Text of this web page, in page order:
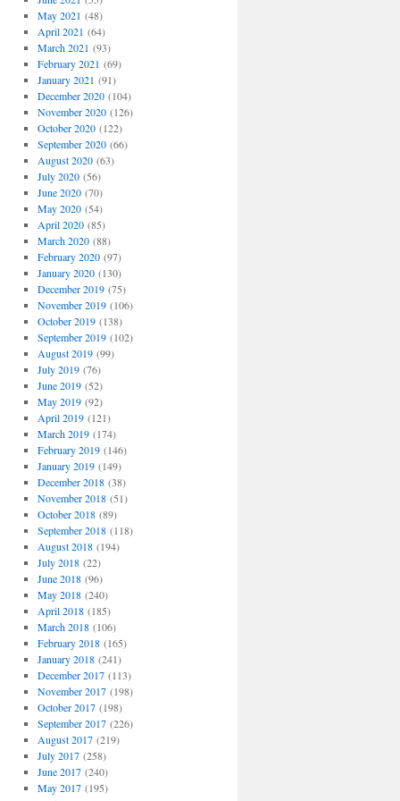
May 2021 (48)
April 2021 (64)
March 2021 (93)
February 2021 (69)
January 2021 (91)
December 2020(104)
November 2020(126)
October 2020(122)
September 2020(66)
August 2020(63)
July 2020(56)
June 2020(70)
May 2020(54)
April 2020(85)
March 2020(88)
February 2020(97)
January 2020(130)
December 2019(75)
November 2019(106)
October 2019(138)
September 2019(102)
August 2019(99)
July 2019(76)
June 2019(52)
May 2019(92)
April 2019(121)
March 2019(174)
February 2019(146)
January 2019(149)
December 2018(38)
November 2018(51)
October 2018(89)
September 2018(118)
August 2018(194)
July 2018(22)
June 2018(96)
May 2018(240)
April 2018(185)
March 2018(106)
February 2018(165)
January 2018(241)
December 2017(113)
November 2017(198)
October 2017(198)
September 2017(226)
August 2017(219)
July 2017(258)
June 2017(240)
May 2017(195)